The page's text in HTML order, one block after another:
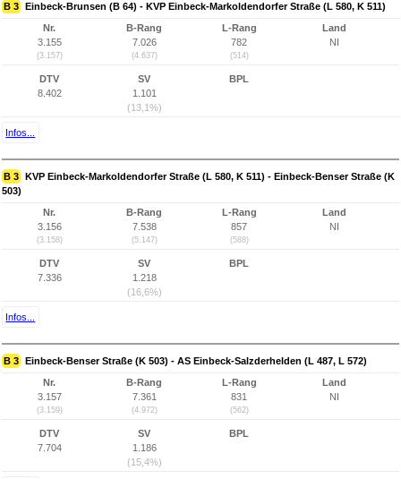
B 3 Einbeck-Brunsen (B 64) - KVP Einbeck-Markoldendorfer Straße (L 580, K 511)
Nr.
3.155
(3.157)
B-Rang
7.026
(4.637)
L-Rang
782
(514)
Land
NI
DTV
8.402
SV
1.101
(13,1%)
BPL
Infos...
B 3 KVP Einbeck-Markoldendorfer Straße (L 580, K 511) - Einbeck-Benser Straße (K
503)
Nr.
3.156
(3.158)
B-Rang
7.538
(5.147)
L-Rang
857
(588)
Land
NI
DTV
7.336
SV
1.218
(16,6%)
BPL
Infos...
B 3 Einbeck-Benser Straße (K 503) - AS Einbeck-Salzderhelden (L 487, L 572)
Nr.
3.157
(3.159)
B-Rang
7.361
(4.972)
L-Rang
831
(562)
Land
NI
DTV
7.704
SV
1.186
(15,4%)
BPL